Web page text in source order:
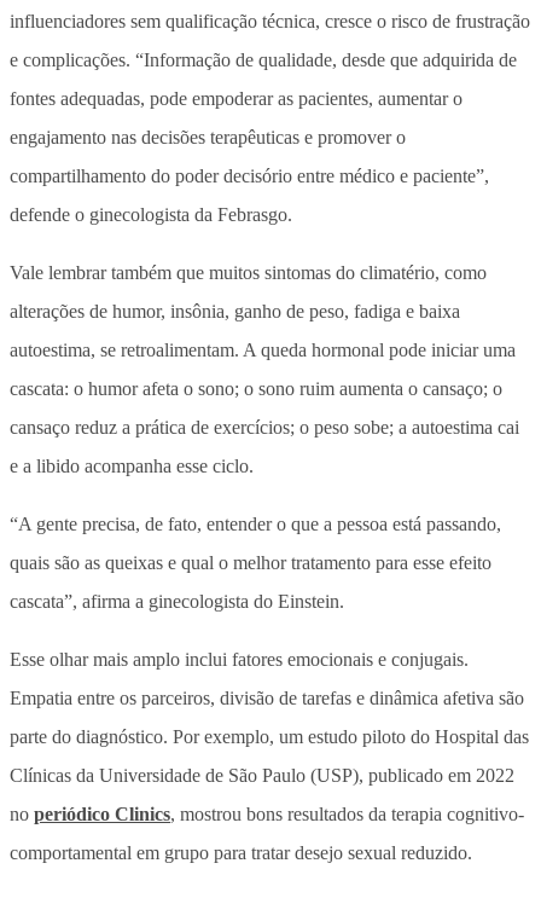
influenciadores sem qualificação técnica, cresce o risco de frustração
e complicações. “Informação de qualidade, desde que adquirida de
fontes adequadas, pode empoderar as pacientes, aumentar o
engajamento nas decisões terapêuticas e promover o
compartilhamento do poder decisório entre médico e paciente”,
defende o ginecologista da Febrasgo.
Vale lembrar também que muitos sintomas do climatério, como
alterações de humor, insônia, ganho de peso, fadiga e baixa
autoestima, se retroalimentam. A queda hormonal pode iniciar uma
cascata: o humor afeta o sono; o sono ruim aumenta o cansaço; o
cansaço reduz a prática de exercícios; o peso sobe; a autoestima cai
e a libido acompanha esse ciclo.
“A gente precisa, de fato, entender o que a pessoa está passando,
quais são as queixas e qual o melhor tratamento para esse efeito
cascata”, afirma a ginecologista do Einstein.
Esse olhar mais amplo inclui fatores emocionais e conjugais.
Empatia entre os parceiros, divisão de tarefas e dinâmica afetiva são
parte do diagnóstico. Por exemplo, um estudo piloto do Hospital das
Clínicas da Universidade de São Paulo (USP), publicado em 2022
no periódico Clinics, mostrou bons resultados da terapia cognitivo-
comportamental em grupo para tratar desejo sexual reduzido.